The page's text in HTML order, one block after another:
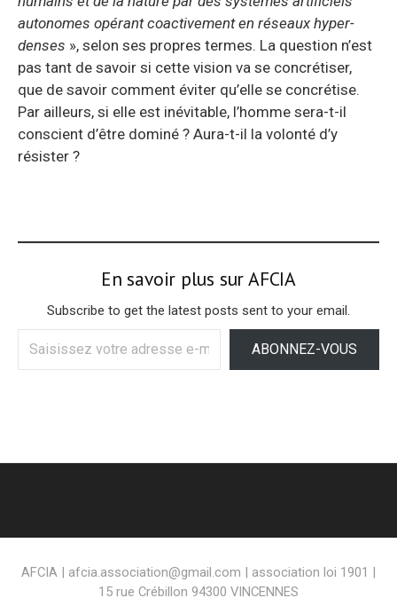
autonomes opérant coactivement en réseaux hyper-
denses », selon ses propres termes. La question n’est
pas tant de savoir si cette vision va se concrétiser,
que de savoir comment éviter qu’elle se concrétise.
Par ailleurs, si elle est inévitable, l’homme sera-t-il
conscient d’être dominé ? Aura-t-il la volonté d’y
résister ?
En savoir plus sur AFCIA
Subscribe to get the latest posts sent to your email.
ABONNEZ-VOUS
AFCIA | afcia.association@gmail.com | association loi 1901 |
15 rue Crébillon 94300 VINCENNES